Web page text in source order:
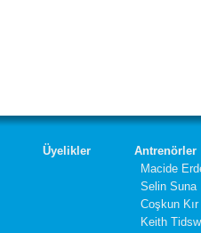
Üyelikler
Antrenörler
Macide
Selin Suna
Coşkun Kır
Keith